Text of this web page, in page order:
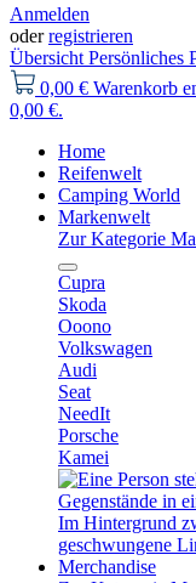
Anmelden
oderregistrieren
Übersicht Persönliches
0,00 € Warenkorb
0,00 €.
Home
Reifenwelt
Camping World
Markenwelt
Zur Kategorie
Cupra
Skoda
Ooono
Volkswagen
Audi
Seat
NeedIt
Porsche
Kamei
Merchandise